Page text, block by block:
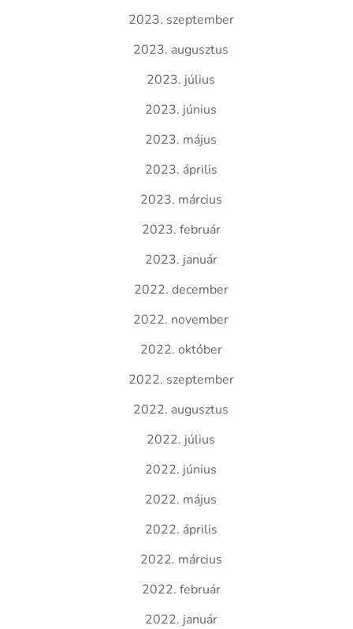
2023. szeptember
2023. augusztus
2023. július
2023. június
2023. május
2023. április
2023. március
2023. február
2023. január
2022. december
2022. november
2022. október
2022. szeptember
2022. augusztus
2022. július
2022. június
2022. május
2022. április
2022. március
2022. február
2022. január